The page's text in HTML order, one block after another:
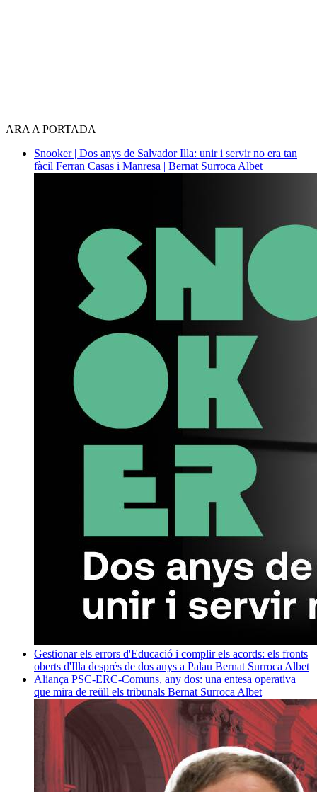
ARA A PORTADA
Snooker | Dos anys de Salvador Illa: unir i servir no era tan
fàcil Ferran Casas i Manresa | Bernat Surroca Albet
Gestionar els errors d'Educació i complir els acords: els fronts
oberts d'Illa després de dos anys a Palau Bernat Surroca Albet
Aliança PSC-ERC-Comuns, any dos: una entesa operativa
que mira de reüll els tribunals Bernat Surroca Albet